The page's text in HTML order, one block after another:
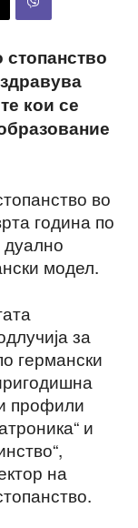
стопанство
кои се
во
година по
дуално
модел.
за
германски
профили
и
на